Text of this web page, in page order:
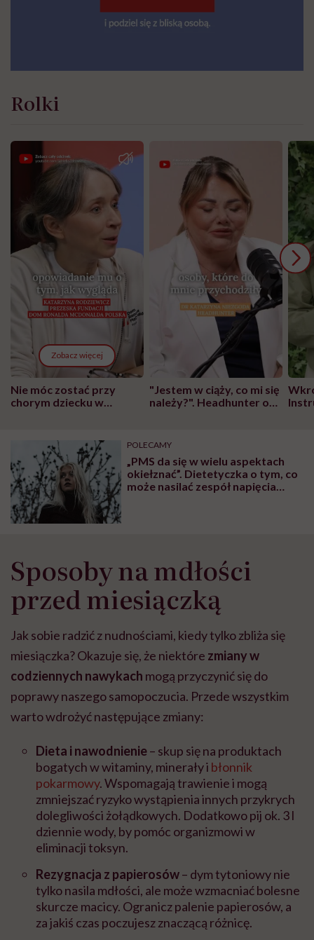
Rolki
Zobacz więcej
Nie móc zostać przy
chorym dziecku w
może chyba tylko
głupota i brak
wyobraźni"
"Jestem w ciąży, co mi się
należy?". Headhunter o
pracy
POLECAMY
„PMS da się w wielu aspektach
okiełznać”. Dietetyczka o tym, co
może nasilać zespół napięcia
Sposoby na mdłości
przed miesiączką
Jak sobie radzić z nudnościami, kiedy tylko zbliża się
miesiączka? Okazuje się, że niektóre zmiany w
codziennych nawykach mogą przyczynić się do
poprawy naszego samopoczucia. Przede wszystkim
warto wdrożyć następujące zmiany:
Dieta i nawodnienie– skup się na produktach
bogatych w witaminy, minerały i błonnik
pokarmowy. Wspomagają trawienie i mogą
zmniejszać ryzyko wystąpienia innych przykrych
dolegliwości żołądkowych. Dodatkowo pij ok. 3 l
dziennie wody, by pomóc organizmowi w
eliminacji toksyn.
Rezygnacja z papierosów– dym tytoniowy nie
tylko nasila mdłości, ale może wzmacniać bolesne
skurcze macicy. Ogranicz palenie papierosów, a
za jakiś czas poczujesz znaczącą różnicę.